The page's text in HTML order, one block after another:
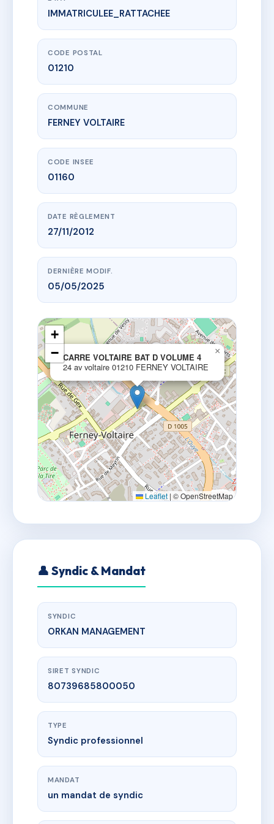
www.vme.plus/AC6578660
CARRE VOLTAIRE BAT D VOLUME 4
24 av voltaire01210 FERNEY VOLTAIRE
IMMATRICULEE_RATTACHEE
CODE POSTAL
01210
COMMUNE
FERNEY VOLTAIRE
CODE INSEE
01160
DATE RÈGLEMENT
27/11/2012
DERNIÈRE MODIF.
05/05/2025
CARRE VOLTAIRE BAT D VOLUME 4
24 av voltaire 01210 FERNEY VOLTAIRE
×
+
−
Leaflet | © OpenStreetMap
👤 Syndic & Mandat
SYNDIC
ORKAN MANAGEMENT
SIRET SYNDIC
80739685800050
TYPE
Syndic professionnel
MANDAT
un mandat de syndic